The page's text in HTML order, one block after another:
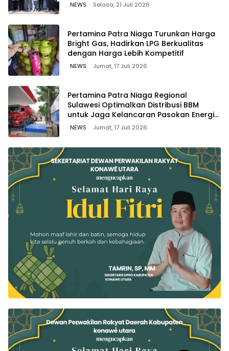
NEWS Selasa, 21 Juli 2026
Pertamina Patra Niaga Turunkan Harga
Bright Gas, Hadirkan LPG Berkualitas
dengan Harga Lebih Kompetitif
NEWS Jumat, 17 Juli 2026
Pertamina Patra Niaga Regional
Sulawesi Optimalkan Distribusi BBM
untuk Jaga Kelancaran Pasokan Energi
di Seluruh Wilayah Sulawesi
NEWS Jumat, 17 Juli 2026